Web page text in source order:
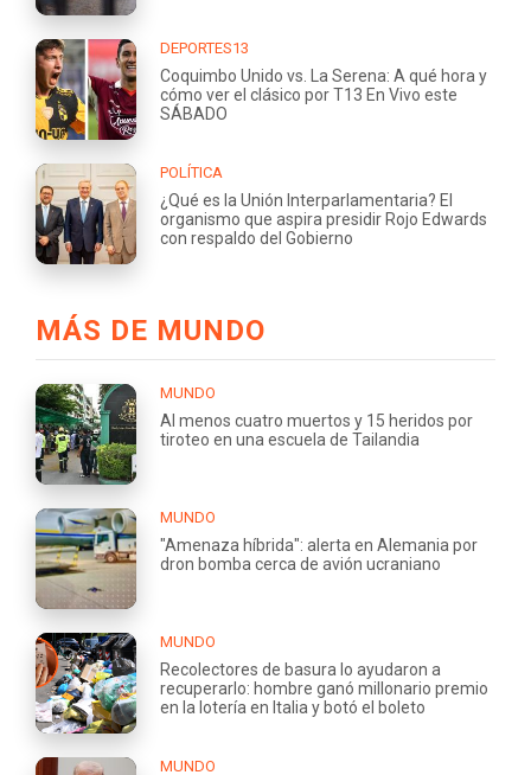
DEPORTES13
Coquimbo Unido vs. La Serena: A qué hora y
cómo ver el clásico por T13 En Vivo este
SÁBADO
POLÍTICA
¿Qué es la Unión Interparlamentaria? El
organismo que aspira presidir Rojo Edwards
con respaldo del Gobierno
MÁS DE MUNDO
MUNDO
Al menos cuatro muertos y 15 heridos por
tiroteo en una escuela de Tailandia
MUNDO
"Amenaza híbrida": alerta en Alemania por
dron bomba cerca de avión ucraniano
MUNDO
Recolectores de basura lo ayudaron a
recuperarlo: hombre ganó millonario premio
en la lotería en Italia y botó el boleto
MUNDO